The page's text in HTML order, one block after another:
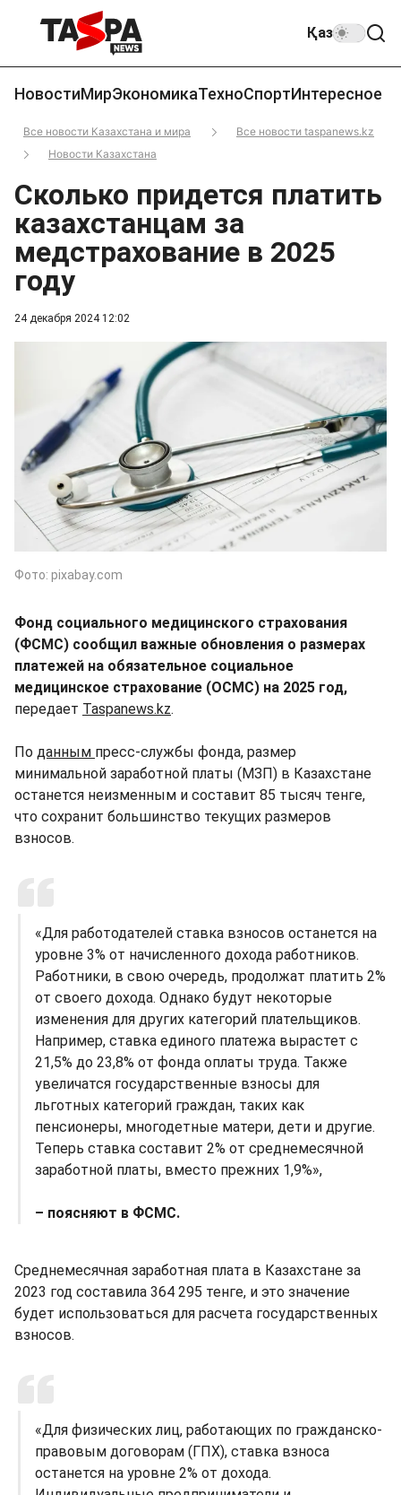
Қаз
НовостиМирЭкономикаТехноСпортИнтересное
Все новости Казахстана и мира
Все новости taspanews.kz
Новости Казахстана
24 декабря 2024 12:02
Сколько придется платить
казахстанцам за
медстрахование в 2025
году
Фото: pixabay.com
Фонд социального медицинского страхования
(ФСМС) сообщил важные обновления о размерах
платежей на обязательное социальное
медицинское страхование (ОСМС) на 2025 год,
передает Taspanews.kz.
По данным пресс-службы фонда, размер
минимальной заработной платы (МЗП) в Казахстане
останется неизменным и составит 85 тысяч тенге,
что сохранит большинство текущих размеров
взносов.
«Для работодателей ставка взносов останется на
уровне 3% от начисленного дохода работников.
Работники, в свою очередь, продолжат платить 2%
от своего дохода. Однако будут некоторые
изменения для других категорий плательщиков.
Например, ставка единого платежа вырастет с
21,5% до 23,8% от фонда оплаты труда. Также
увеличатся государственные взносы для
льготных категорий граждан, таких как
пенсионеры, многодетные матери, дети и другие.
Теперь ставка составит 2% от среднемесячной
заработной платы, вместо прежних 1,9%»,
– поясняют в ФСМС.
Среднемесячная заработная плата в Казахстане за
2023 год составила 364 295 тенге, и это значение
будет использоваться для расчета государственных
взносов.
«Для физических лиц, работающих по гражданско-
правовым договорам (ГПХ), ставка взноса
останется на уровне 2% от дохода.